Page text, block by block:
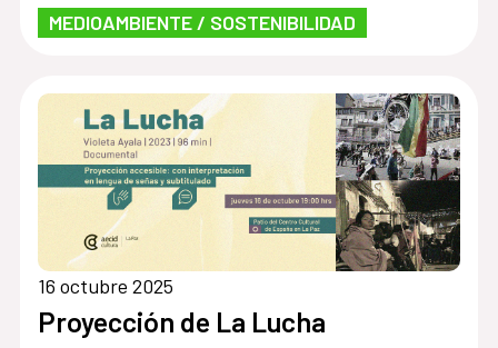
con el Illimani
MEDIOAMBIENTE / SOSTENIBILIDAD
16 octubre 2025
Proyección de La Lucha